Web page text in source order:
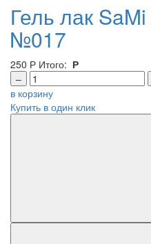
Гель лак
№017
250 Р Итого: Р
–
в корзину
Купить в один клик